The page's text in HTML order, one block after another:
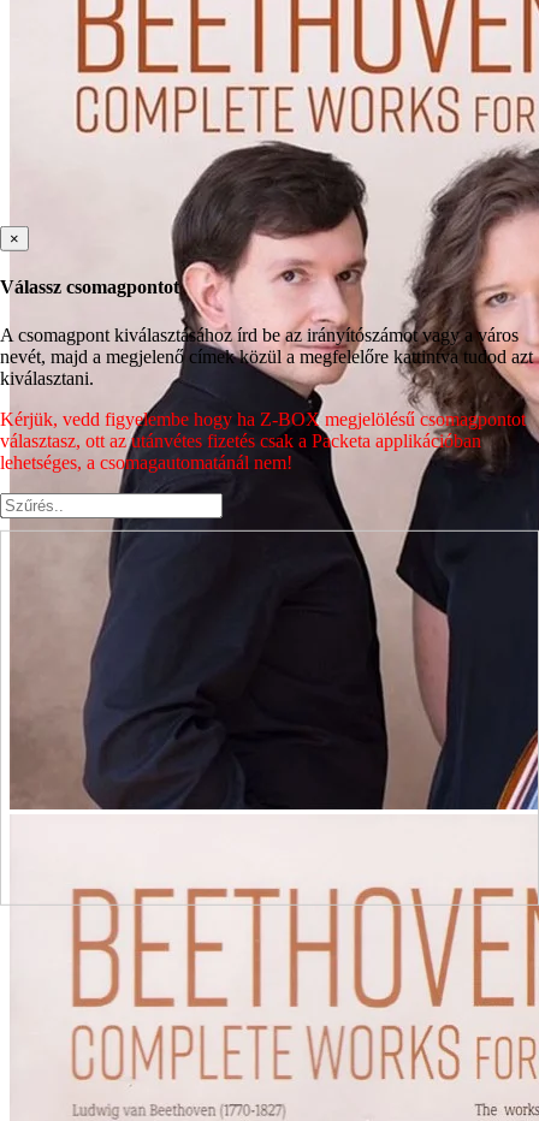
×
Válassz csomagpontot
A csomagpont kiválasztásához írd be az irányítószámot vagy a város
nevét, majd a megjelenő címek közül a megfelelőre kattintva tudod azt
kiválasztani.
Kérjük, vedd figyelembe hogy ha Z-BOX megjelölésű csomagpontot
választasz, ott az utánvétes fizetés csak a Packeta applikációban
lehetséges, a csomagautomatánál nem!